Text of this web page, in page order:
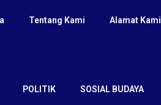
Tentang Kami Alamat Kami
POLITIK SOSIAL BUDAYA